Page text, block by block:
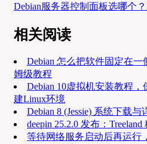
Debian服务器控制面板选哪个
相关阅读
Debian 怎么把软件固定在
姆级教程
Debian 10虚拟机安装教程
建Linux环境
Debian 8 (Jessie) 系统下载
deepin 25.2.0 发布：
等待网络服务启动后再运行